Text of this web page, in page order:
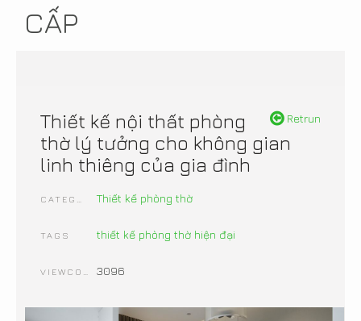
CẤP
Retrun
Thiết kế nội thất phòng
thờ lý tưởng cho không gian
linh thiêng của gia đình
Thiết kế phòng thờ
TAGS thiết kế phòng thờ hiện đại
3096